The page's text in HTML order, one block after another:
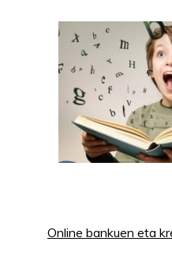
Online bankuen eta